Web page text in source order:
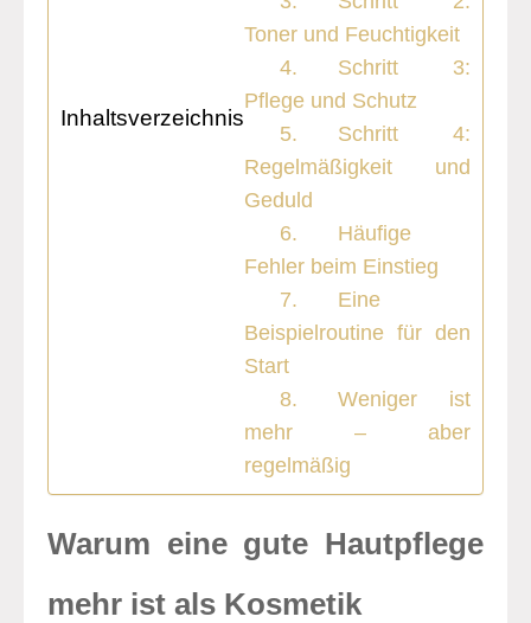
Inhaltsverzeichnis
Toner und Feuchtigkeit
Schritt 3:
Pflege und Schutz
Schritt 4:
Regelmäßigkeit und
Geduld
Häufige
Fehler beim Einstieg
Eine
Beispielroutine für den
Start
Weniger ist
mehr – aber
regelmäßig
Warum eine gute Hautpflege
mehr ist als Kosmetik